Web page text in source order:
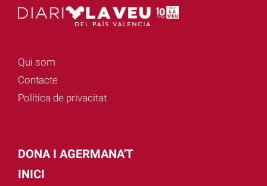
Qui som
Contacte
Política de privacitat
DONA I AGERMANA'T
INICI